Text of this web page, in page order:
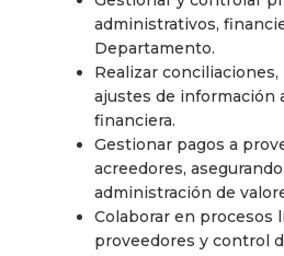
administrativos,
Departamento.
Realizar
ajustes de información
financiera.
Gestionar pagos a
acreedores,
administración de
Colaborar en procesos
proveedores y control